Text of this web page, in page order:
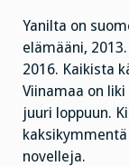
Yanilta on
elämääni,
2016. Kaikista
Viinamaa on
juuri loppuun.
novelleja.